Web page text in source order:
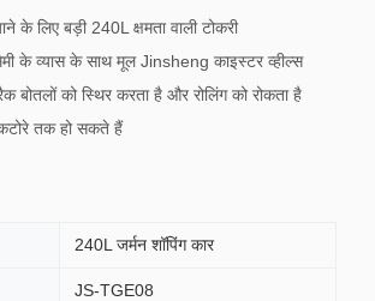
के लिए बड़ी 240L क्षमता वाली टोकरी
के व्यास के साथ मूल Jinsheng काइस्टर व्हील्स
बोतलों को स्थिर करता है और रोलिंग को रोकता है
तक हो सकते हैं
240L जर्मन शॉपिंग कार
JS-TGE08